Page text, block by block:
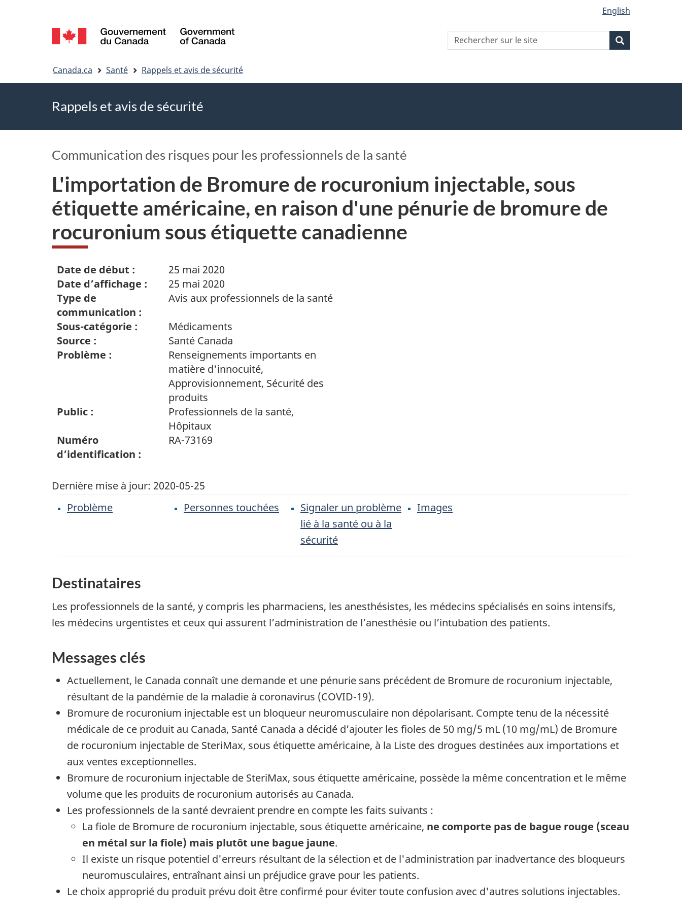
Sélection
de
la
English
Recherche
Rechercher
sur
Canada.ca Santé Rappels et avis de sécurité
Rappels et avis de sécurité
Communication des risques pour les professionnels de la santé
L'importation de Bromure de rocuronium injectable, sous
étiquette américaine, en raison d'une pénurie de bromure de
rocuronium sous étiquette canadienne
Date de début :
25 mai 2020
Date d’affichage :
25 mai 2020
Type de
communication :
Avis aux professionnels de la santé
Sous-catégorie :
Médicaments
Source :
Santé Canada
Problème :
Renseignements importants en
matière d'innocuité,
Approvisionnement, Sécurité des
produits
Public :
Professionnels de la santé,
Hôpitaux
Numéro
d’identification :
RA-73169
Dernière mise à jour: 2020-05-25
Problème
Personnes touchées
Signaler un problème
lié à la santé ou à la
sécurité
Images
Destinataires
Les professionnels de la santé, y compris les pharmaciens, les anesthésistes, les médecins spécialisés en soins intensifs,
les médecins urgentistes et ceux qui assurent l’administration de l’anesthésie ou l’intubation des patients.
Messages clés
Actuellement, le Canada connaît une demande et une pénurie sans précédent de Bromure de rocuronium injectable,
résultant de la pandémie de la maladie à coronavirus (COVID-19).
Bromure de rocuronium injectable est un bloqueur neuromusculaire non dépolarisant. Compte tenu de la nécessité
médicale de ce produit au Canada, Santé Canada a décidé d’ajouter les fioles de 50 mg/5 mL (10 mg/mL) de Bromure
de rocuronium injectable de SteriMax, sous étiquette américaine, à la Liste des drogues destinées aux importations et
aux ventes exceptionnelles.
Bromure de rocuronium injectable de SteriMax, sous étiquette américaine, possède la même concentration et le même
volume que les produits de rocuronium autorisés au Canada.
Les professionnels de la santé devraient prendre en compte les faits suivants :
La fiole de Bromure de rocuronium injectable, sous étiquette américaine, ne comporte pas de bague rouge (sceau
en métal sur la fiole) mais plutôt une bague jaune.
Il existe un risque potentiel d'erreurs résultant de la sélection et de l'administration par inadvertance des bloqueurs
neuromusculaires, entraînant ainsi un préjudice grave pour les patients.
Le choix approprié du produit prévu doit être confirmé pour éviter toute confusion avec d'autres solutions injectables.